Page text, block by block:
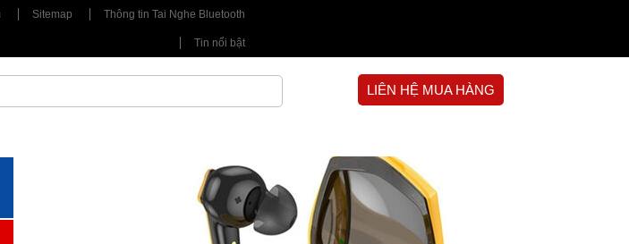
Sitemap Thông tin Tai Nghe Bluetooth
Tin nổi bật
LIÊN HỆ MUA HÀNG